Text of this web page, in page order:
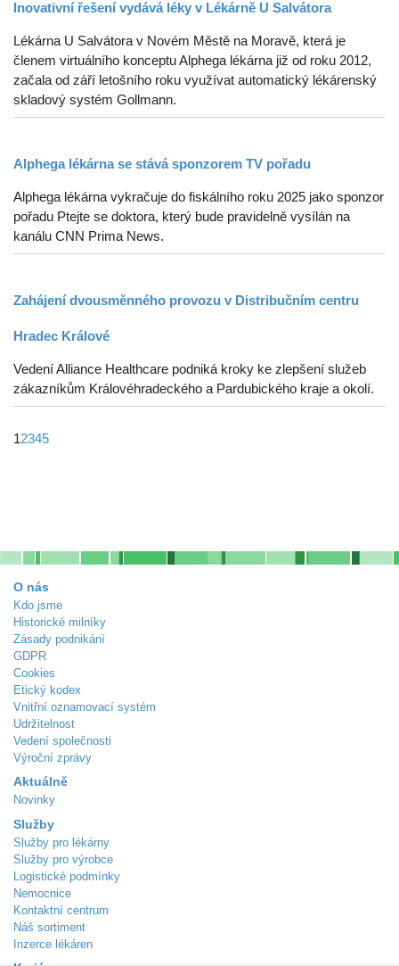
Inovativní řešení vydává léky v Lékárně U Salvátora
Lékárna U Salvátora v Novém Městě na Moravě, která je
členem virtuálního konceptu Alphega lékárna již od roku 2012,
začala od září letošního roku využívat automatický lékárenský
skladový systém Gollmann.
Alphega lékárna se stává sponzorem TV pořadu
Alphega lékárna vykračuje do fiskálního roku 2025 jako sponzor
pořadu Ptejte se doktora, který bude pravidelně vysílán na
kanálu CNN Prima News.
Zahájení dvousměnného provozu v Distribučním centru
Hradec Králové
Vedení Alliance Healthcare podniká kroky ke zlepšení služeb
zákazníkům Královéhradeckého a Pardubického kraje a okolí.
12345
O nás
Kdo jsme
Historické milníky
Zásady podnikání
GDPR
Cookies
Etický kodex
Vnitřní oznamovací systém
Udržitelnost
Vedení společnosti
Výroční zprávy
Aktuálně
Novinky
Služby
Služby pro lékárny
Služby pro výrobce
Logistické podmínky
Nemocnice
Kontaktní centrum
Náš sortiment
Inzerce lékáren